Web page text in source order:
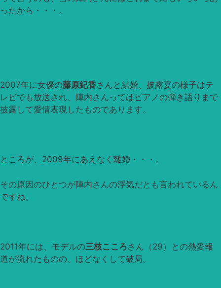
ったから・・・。
2007年に女優の藤原紀香さんと結婚、披露宴の様子はテ
レビでも放送され、陣内さんってばピアノの弾き語りまで
披露して愛情表現したものであります。
ところが、2009年にあえなく離婚・・・。
その原因のひとつが陣内さんの浮気だとも言われているん
ですね。
2011年には、モデルの三枝こころさん（29）との熱愛報
道が流れたものの、ほどなくして破局。